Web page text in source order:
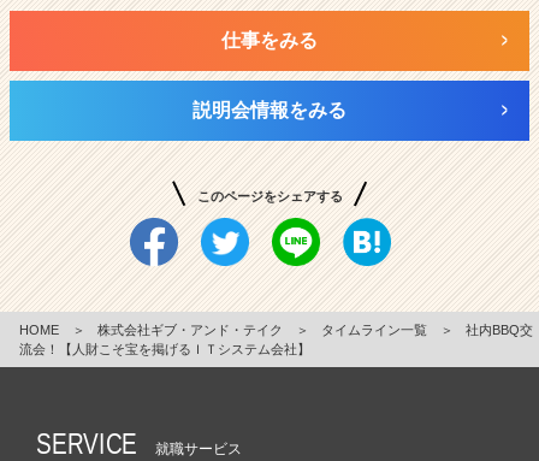
仕事をみる
説明会情報をみる
このページをシェアする
HOME ＞ 株式会社ギブ・アンド・テイク ＞ タイムライン一覧 ＞
社内BBQ交
流会！【人財こそ宝を掲げるＩＴシステム会社】
SERVICE 就職サービス